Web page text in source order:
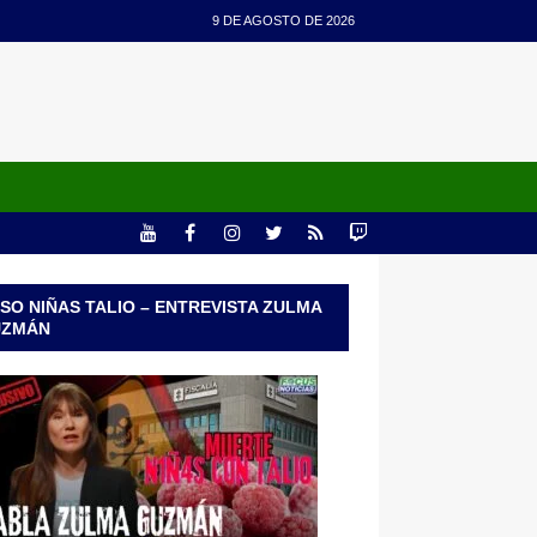
9 DE AGOSTO DE 2026
NIÑAS TALIO – ENTREVISTA ZULMA